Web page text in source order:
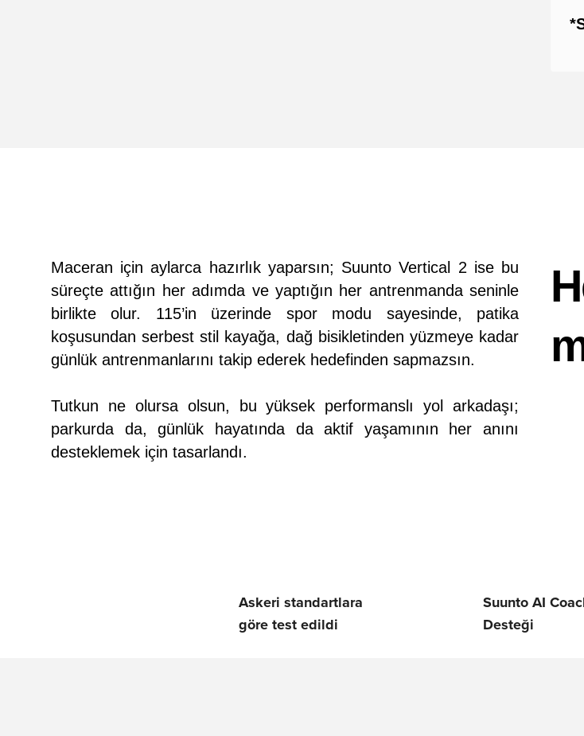
Maceran için aylarca hazırlık yaparsın; Suunto Vertical 2 ise bu
süreçte attığın her adımda ve yaptığın her antrenmanda seninle
birlikte olur. 115’in üzerinde spor modu sayesinde, patika
koşusundan serbest stil kayağa, dağ bisikletinden yüzmeye kadar
günlük antrenmanlarını takip ederek hedefinden sapmazsın.
Tutkun ne olursa olsun, bu yüksek performanslı yol arkadaşı;
parkurda da, günlük hayatında da aktif yaşamının her anını
desteklemek için tasarlandı.
Askeri standartlara
göre test edildi
Suunto AI
Desteği